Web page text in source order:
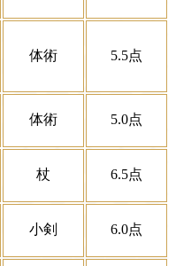
体術 5.5点
体術 5.0点
杖 6.5点
小剣 6.0点